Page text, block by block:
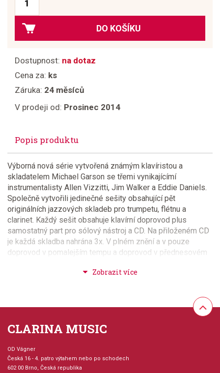
DO KOŠÍKU
Dostupnost: na dotaz
Cena za: ks
Záruka: 24 měsíců
V prodeji od: Prosinec 2014
Popis produktu
Výborná nová série vytvořená známým klavíristou a
skladatelem Michael Garson se třemi vynikajícímí
instrumentalisty Allen Vizzitti, Jim Walker a Eddie Daniels.
Společně vytvořili jedinečné sešity obsahující pět
originálních jazzových skladeb pro trumpetu, flétnu a
clarinet. Každý sešit obsahuje klavírní doprovod plus
samostatný part pro sólový nástroj a CD. Na přiloženém CD
je každá skladba nahrána 3x. V plném znění a v pouze
doprovod v pomalejším tempu a doprovod v přednesovém
Počet skladeb: 5
CLARINA MUSIC
OD Vágner
Česká 16 - 4. patro výtahem nebo po schodech
602 00 Brno, Česká republika